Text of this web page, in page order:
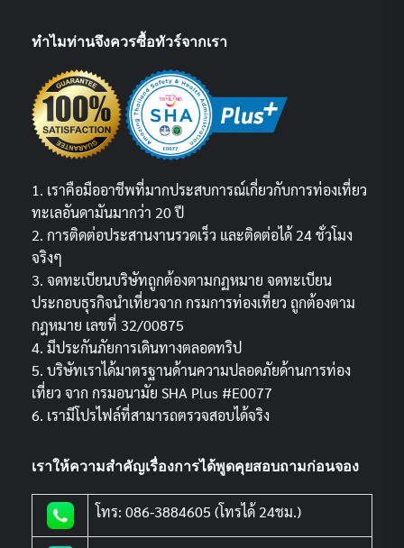
ทำไมท่านจึงควรซื้อทัวร์จากเรา
1. เราคือมืออาชีพที่มากประสบการณ์เกี่ยวกับการท่องเที่ยว
ทะเลอันดามันมากว่า 20 ปี
2. การติดต่อประสานงานรวดเร็ว และติดต่อได้ 24 ชั่วโมง
จริงๆ
3. จดทะเบียนบริษัทถูกต้องตามกฏหมาย จดทะเบียน
ประกอบธุรกิจนำเที่ยวจาก กรมการท่องเที่ยว ถูกต้องตาม
กฎหมาย เลขที่ 32/00875
4. มีประกันภัยการเดินทางตลอดทริป
5. บริษัทเราได้มาตรฐานด้านความปลอดภัยด้านการท่อง
เที่ยว จาก กรมอนามัย SHA Plus #E0077
6. เรามีโปรไฟล์ที่สามารถตรวจสอบได้จริง
เราให้ความสำคัญเรื่องการได้พูดคุยสอบถามก่อนจอง
โทร: 086-3884605 (โทรได้ 24ชม.)